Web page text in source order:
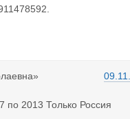
2013 Только Россия